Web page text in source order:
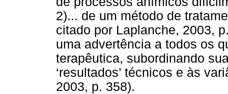
2)... de um método de
citado por Laplanche, 2003,
uma advertência a todos os
terapêutica, subordinando
‘resultados’ técnicos e às
2003, p. 358).